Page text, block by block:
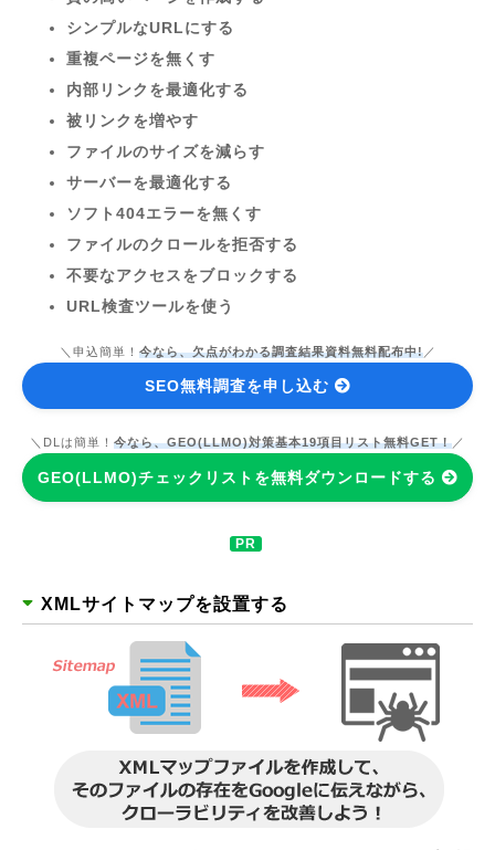
シンプルなURLにする
重複ページを無くす
内部リンクを最適化する
被リンクを増やす
ファイルのサイズを減らす
サーバーを最適化する
ソフト404エラーを無くす
ファイルのクロールを拒否する
不要なアクセスをブロックする
URL検査ツールを使う
＼申込簡単！ 今なら、欠点がわかる調査結果資料無料配布中!／
SEO無料調査を申し込む
＼DLは簡単！ 今なら、GEO(LLMO)対策基本19項目リスト無料GET！ ／
GEO(LLMO)チェックリストを無料ダウンロードする
XMLサイトマップを設置する